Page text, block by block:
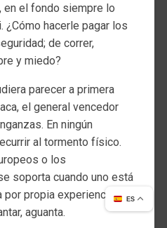
en el fondo siempre lo
¿Cómo hacerle pagar los
de correr,
y miedo?
parecer a primera
el general vencedor
En ningún
al tormento físico.
o los
soporta cuando uno está
propia experiencia, y
aguanta.
ES